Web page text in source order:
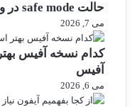
حالت safe mode در ویندوز 10 چیست؟
می 7, 2026
آفیس
می 6, 2026